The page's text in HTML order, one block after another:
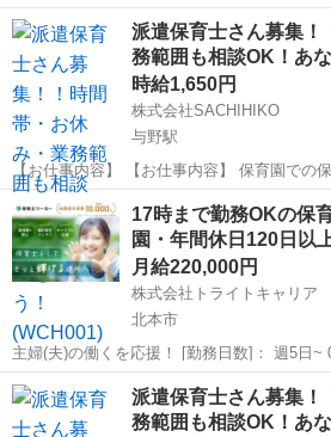
報 【個別指導】週1日/1コマ～◎｜得意な科
＼学生・主婦(夫)さんなど幅広い方たちが活
らOKなのでプライ...
埼玉 上尾市 塾講師
派遣保育士さん募集！
務範囲も相談OK！あ
時給1,650円
株式会社SACHIHIKO
与野駅
【お仕事内容】 【お仕事内容】 保育園での
サポート(散歩、手遊び、読み聞かせ等) ・給
睡チェック ・清掃、消毒等の衛生管理 ◆保育補助とは… ・遊びの見
守り ・園児の身の回り...
埼玉 さいたま市 与野駅 保育士
17時まで勤務OKの保
園・年間休日120日以
月給220,000円
株式会社トライトキャリア
北本市
主婦(夫)の働くを応援！ [勤務日数]： 週5日~ 08:00~17:00 [勤務地・最
寄駅]： 埼玉県北本市宮内7-71 学校法人武蔵
園 きたもと幼稚園 北本駅
埼玉 北本市 保育士
派遣保育士さん募集！
務範囲も相談OK！あ